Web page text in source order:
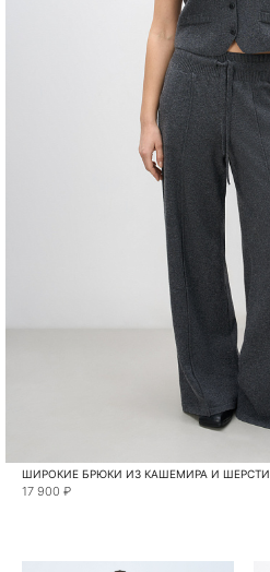
ШИРОКИЕ БРЮКИ ИЗ КАШЕМИРА И ШЕРСТИ
17 900 ₽